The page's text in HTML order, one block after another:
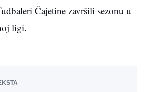
Čajetine završili sezonu u
ligi.